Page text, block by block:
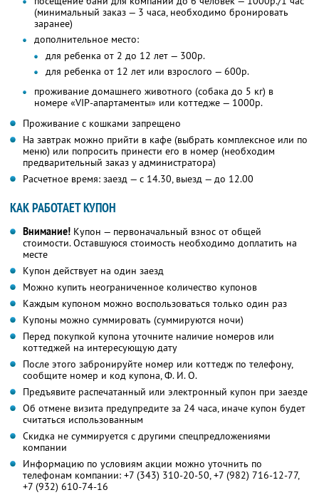
(минимальный заказ — 3 часа, необходимо бронировать
заранее)
дополнительное место:
для ребенка от 2 до 12 лет — 300р.
для ребенка от 12 лет или взрослого — 600р.
проживание домашнего животного (собака до 5 кг) в
номере «VIP-апартаменты» или коттедже — 1000р.
Проживание с кошками запрещено
На завтрак можно прийти в кафе (выбрать комплексное или по
меню) или попросить принести его в номер (необходим
предварительный заказ у администратора)
Расчетное время: заезд — с 14.30, выезд — до 12.00
КАК РАБОТАЕТ КУПОН
Внимание! Купон — первоначальный взнос от общей
стоимости. Оставшуюся стоимость необходимо доплатить на
месте
Купон действует на один заезд
Можно купить неограниченное количество купонов
Каждым купоном можно воспользоваться только один раз
Купоны можно суммировать (суммируются ночи)
Перед покупкой купона уточните наличие номеров или
коттеджей на интересующую дату
После этого забронируйте номер или коттедж по телефону,
сообщите номер и код купона,Ф. И. О.
Предъявите распечатанный или электронный купон при заезде
Об отмене визита предупредите за 24 часа, иначе купон будет
считаться использованным
Скидка не суммируется с другими спецпредложениями
компании
Информацию по условиям акции можно уточнить по
телефонам компании: +7 (343) 310-20-50, +7 (982) 716-12-77,
+7 (932) 610-74-16